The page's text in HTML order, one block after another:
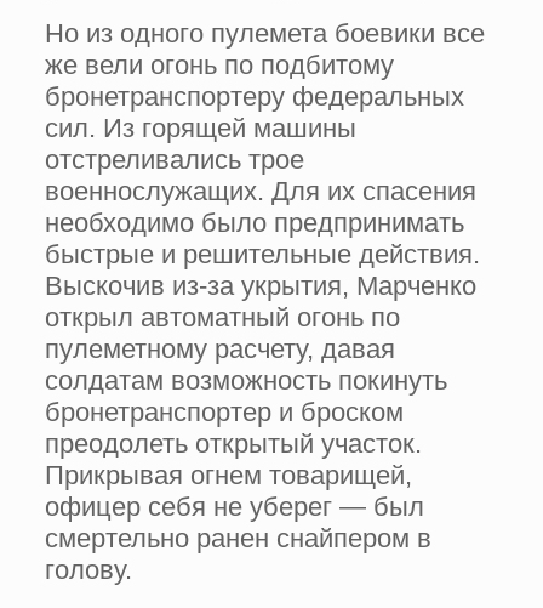
Но из одного пулемета боевики все
же вели огонь по подбитому
бронетранспортеру федеральных
сил. Из горящей машины
отстреливались трое
военнослужащих. Для их спасения
необходимо было предпринимать
быстрые и решительные действия.
Выскочив из-за укрытия, Марченко
открыл автоматный огонь по
пулеметному расчету, давая
солдатам возможность покинуть
бронетранспортер и броском
преодолеть открытый участок.
Прикрывая огнем товарищей,
офицер себя не уберег — был
смертельно ранен снайпером в
голову.